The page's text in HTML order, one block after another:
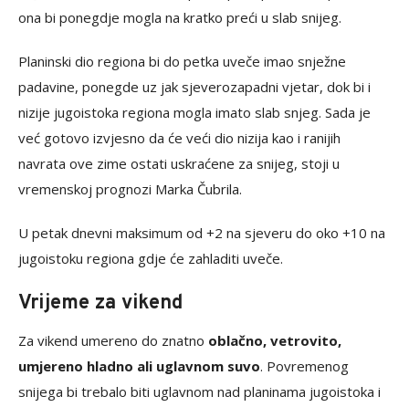
ona bi ponegdje mogla na kratko preći u slab snijeg.
Planinski dio regiona bi do petka uveče imao snježne
padavine, ponegde uz jak sjeverozapadni vjetar, dok bi i
nizije jugoistoka regiona mogla imato slab snjeg. Sada je
već gotovo izvjesno da će veći dio nizija kao i ranijih
navrata ove zime ostati uskraćene za snijeg, stoji u
vremenskoj prognozi Marka Čubrila.
U petak dnevni maksimum od +2 na sjeveru do oko +10 na
jugoistoku regiona gdje će zahladiti uveče.
Vrijeme za vikend
Za vikend umereno do znatno oblačno, vetrovito,
umjereno hladno ali uglavnom suvo. Povremenog
snijega bi trebalo biti uglavnom nad planinama jugoistoka i